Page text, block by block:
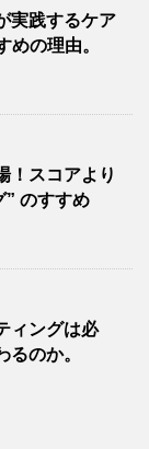
実践するケア
めの理由。
！スコアより
” のすすめ
ィングは必
るのか。